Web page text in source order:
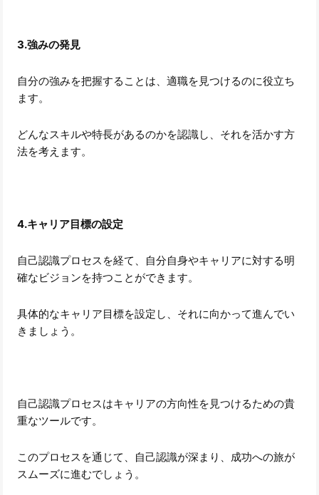
3.強みの発見
自分の強みを把握することは、適職を見つけるのに役立ち
ます。
どんなスキルや特長があるのかを認識し、それを活かす方
法を考えます。
4.キャリア目標の設定
自己認識プロセスを経て、自分自身やキャリアに対する明
確なビジョンを持つことができます。
具体的なキャリア目標を設定し、それに向かって進んでい
きましょう。
自己認識プロセスはキャリアの方向性を見つけるための貴
重なツールです。
このプロセスを通じて、自己認識が深まり、成功への旅が
スムーズに進むでしょう。